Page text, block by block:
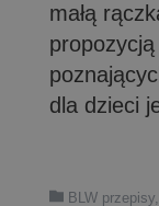
małą
dla dzieci
BLW przepisy,